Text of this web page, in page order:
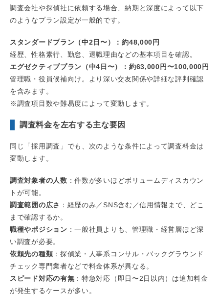
調査会社や探偵社に依頼する場合、納期と深度によって以下
のようなプラン設定が一般的です。
スタンダードプラン（中2日〜）：約48,000円
経歴、性格素行、勤怠、退職理由などの基本項目を確認。
エグゼクティブプラン（中4日〜）：約63,000円〜100,000円
管理職・役員候補向け。より深い交友関係や詳細な評判確認
を含みます。
※調査項目数や難易度によって変動します。
調査料金を左右する主な要因
同じ「採用調査」でも、次のような条件によって調査料金は
変動します。
調査対象者の人数 ：件数が多いほどボリュームディスカウン
トが可能。
調査範囲の広さ ：経歴のみ／SNS含む／信用情報まで、どこ
まで確認するか。
職種やポジション ：一般社員よりも、管理職・経営層ほど深
い調査が必要。
依頼先の種類 ：探偵業・人事系コンサル・バックグラウンド
チェック専門業者などで料金体系が異なる。
スピード対応の有無 ：特急対応（即日〜2日以内）は追加料金
が発生するケースが多い。